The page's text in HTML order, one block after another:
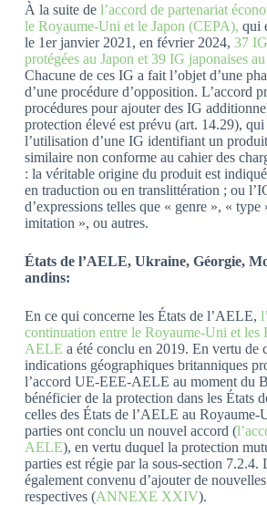
À la suite de l’accord de partenariat
le Royaume-Uni et le Japon (CEPA), qui
le 1er janvier 2021, en février 2024, 37
protégées au Japon et 39 IG japonaises
Chacune de ces IG a fait l’objet d’une
d’une procédure d’opposition. L’accord
procédures pour ajouter des IG
protection élevé est prévu (art. 14.29),
l’utilisation d’une IG identifiant un
similaire non conforme au cahier des
: la véritable origine du produit est
en traduction ou en translittération ; ou
d’expressions telles que « genre », « type
imitation », ou autres.
États de l’AELE, Ukraine, Géorgie,
andins:
En ce qui concerne les États de l’AELE,
continuation entre le Royaume-Uni et les
AELE a été conclu en 2019. En vertu de
indications géographiques britanniques
l’accord UE-EEE-AELE au moment du
bénéficier de la protection dans les États
celles des États de l’AELE au Royaume-
parties ont conclu un nouvel accord (
AELE), en vertu duquel la protection
parties est régie par la sous-section 7.2.4.
également convenu d’ajouter de
respectives (ANNEXE XXIV).